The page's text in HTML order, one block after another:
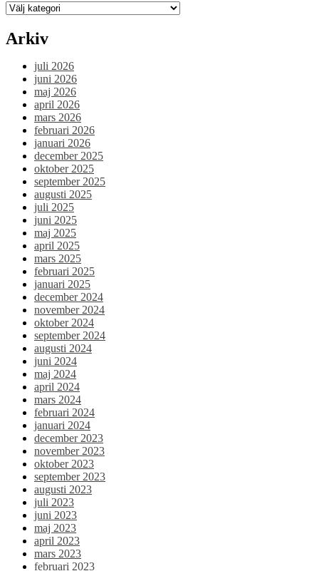
lyckad!”
Kategorier
Arkiv
juli 2026
juni 2026
maj 2026
april 2026
mars 2026
februari 2026
januari 2026
december 2025
oktober 2025
september 2025
augusti 2025
juli 2025
juni 2025
maj 2025
april 2025
mars 2025
februari 2025
januari 2025
december 2024
november 2024
oktober 2024
september 2024
augusti 2024
juni 2024
maj 2024
april 2024
mars 2024
februari 2024
januari 2024
december 2023
november 2023
oktober 2023
september 2023
augusti 2023
juli 2023
juni 2023
maj 2023
april 2023
mars 2023
februari 2023